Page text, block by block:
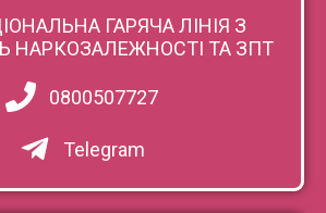
ГАРЯЧА ЛІНІЯ З
НАРКОЗАЛЕЖНОСТІ ТА ЗПТ
0800507727
Telegram